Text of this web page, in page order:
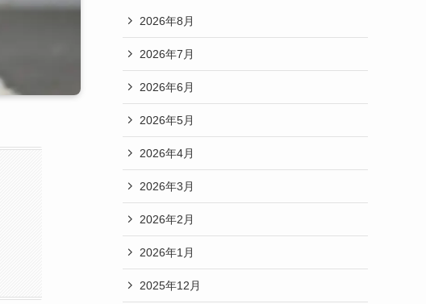
2026年8月
2026年7月
2026年6月
2026年5月
2026年4月
2026年3月
2026年2月
2026年1月
2025年12月